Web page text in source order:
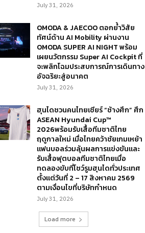
July 31, 2026
OMODA & JAECOO ตอกย้ำวิสัย
ทัศน์ด้าน AI Mobility ผ่านงาน
OMODA SUPER AI NIGHT พร้อม
เผยนวัตกรรม Super AI Cockpit ที่
จะพลิกโฉมประสบการณ์การเดินทาง
อัจฉริยะสู่อนาคต
July 31, 2026
ฮุนไดชวนคนไทยเชียร์ “ช้างศึก” ศึก
ASEAN Hyundai Cup™
2026พร้อมรับเสื้อทีมชาติไทย
ฤดูกาลใหม่ เมื่อไทยคว้าชัยเกมเหย้า
แฟนบอลร่วมลุ้นผลการแข่งขันและ
รับเสื้อฟุตบอลทีมชาติไทยเมื่อ
ทดลองขับที่โชว์รูมฮุนไดทั่วประเทศ
ตั้งแต่วันที่ 2 – 17 สิงหาคม 2569
ตามเงื่อนไขที่บริษัทกำหนด
July 31, 2026
Load more